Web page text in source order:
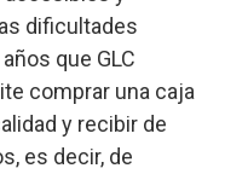
dificultades
que GLC
comprar una caja
y recibir de
es decir, de